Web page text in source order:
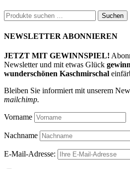
Suchen
nach:
Suchen
NEWSLETTER ABONNIEREN
JETZT MIT GEWINNSPIEL!
Newsletter und mit etwas Glück
wunderschönen Kaschmirschal
Bleiben Sie informiert mit unserem
mailchimp.
Vorname
Nachname
E-Mail-Adresse: